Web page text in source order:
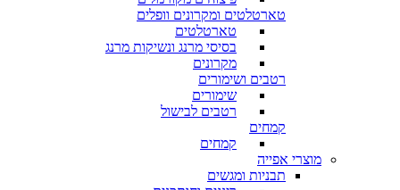
טארטלטים ומקרונים וופלים
טארטלטים
בסיסי מרנג ונשיקות מרנג
מקרונים
רטבים ושימורים
שימורים
רטבים לבישול
קמחים
קמחים
מוצרי אפייה
תבניות ומגשים